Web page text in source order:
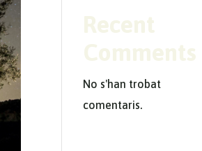
Recent
Comments
No s'han trobat
comentaris.